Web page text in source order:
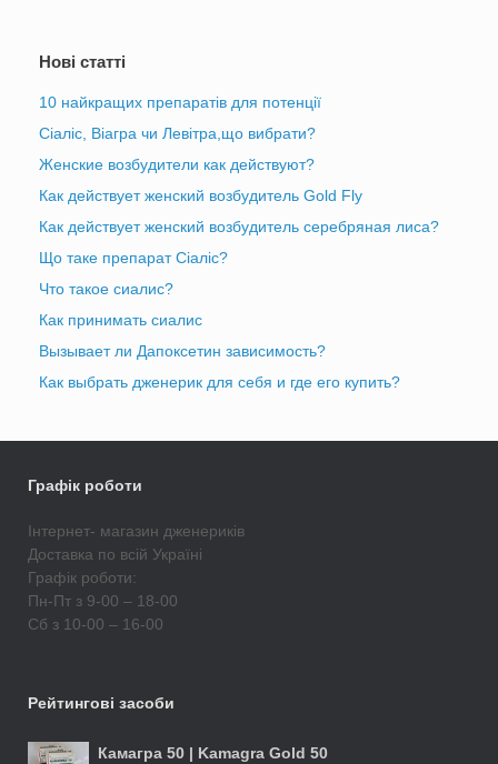
Нові статті
10 найкращих препаратів для потенції
Сіаліс, Віагра чи Левітра,що вибрати?
Женские возбудители как действуют?
Как действует женский возбудитель Gold Fly
Как действует женский возбудитель серебряная лиса?
Що таке препарат Сіаліс?
Что такое сиалис?
Как принимать сиалис
Вызывает ли Дапоксетин зависимость?
Как выбрать дженерик для себя и где его купить?
Графік роботи
Інтернет- магазин дженериків
Доставка по всій Україні
Графік роботи:
Пн-Пт з 9-00 – 18-00
Сб з 10-00 – 16-00
Рейтингові засоби
Камагра 50 | Kamagra Gold 50